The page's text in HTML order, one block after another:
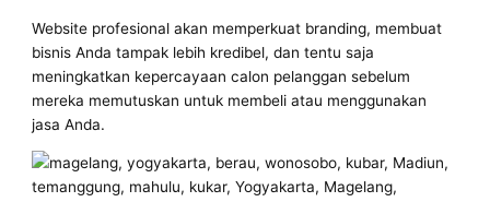
Website profesional akan memperkuat branding, membuat
bisnis Anda tampak lebih kredibel, dan tentu saja
meningkatkan kepercayaan calon pelanggan sebelum
mereka memutuskan untuk membeli atau menggunakan
jasa Anda.